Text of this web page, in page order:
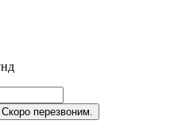
перезвоним.